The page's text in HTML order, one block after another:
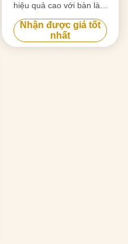
hiệu quả cao với bàn làm
việc bằng thép hợp kim cấp
thực phẩm 20mm & Sưởi ấm
thông minh
Nhận được giá tốt
nhất